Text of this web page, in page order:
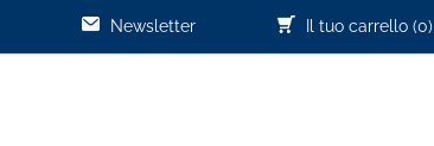
Il tuo carrello (0)
Newsletter